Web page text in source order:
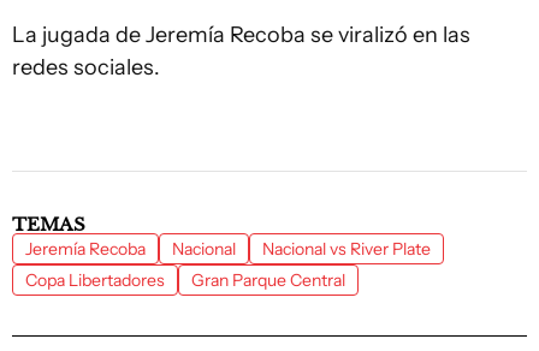
La jugada de Jeremía Recoba se viralizó en las
redes sociales.
TEMAS
Jeremía Recoba Nacional
Nacional vs River Plate
Copa Libertadores
Gran Parque Central